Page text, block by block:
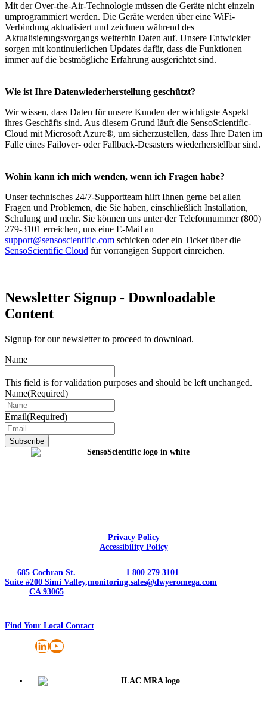
Mit der Over-the-Air-Technologie müssen die Geräte nicht einzeln
umprogrammiert werden. Die Geräte werden über eine WiFi-
Verbindung aktualisiert und zeichnen während des
Aktualisierungsvorgangs weiterhin Daten auf. Unsere Entwickler
sorgen mit kontinuierlichen Updates dafür, dass die Funktionen
immer auf die bestmögliche Erfahrung ausgerichtet sind.
Wie ist Ihre Datenwiederherstellung geschützt?
Wir wissen, dass Daten für unsere Kunden der wichtigste Aspekt
ihres Geschäfts sind. Aus diesem Grund läuft die SensoScientific-
Cloud mit Microsoft Azure®, um sicherzustellen, dass Ihre Daten im
Falle eines Failover- oder Fallback-Desasters wiederherstellbar sind.
Wohin kann ich mich wenden, wenn ich Fragen habe?
Unser technisches 24/7-Supportteam hilft Ihnen gerne bei allen
Fragen und Problemen, die Sie haben, einschließlich Installation,
Schulung und mehr. Sie können uns unter der Telefonnummer (800)
279-3101 erreichen, uns eine E-Mail an
support@sensoscientific.com schicken oder ein Ticket über die
SensoScientific Cloud für vorrangigen Support einreichen.
Newsletter Signup - Downloadable
Content
Signup for our newsletter to proceed to download.
Name
This field is for validation purposes and should be left unchanged.
Name(Required)
Email(Required)
Privacy Policy
Accessibility Policy
685 Cochran St.
Suite #200 Simi Valley,
CA 93065
1 800 279 3101
monitoring.sales@dwyeromega.com
Find Your Local Contact
LinkedIn
YouTube